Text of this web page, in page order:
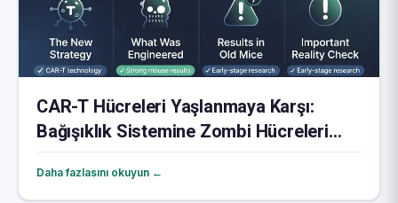
CAR-T Hücreleri Yaşlanmaya Karşı:
Bağışıklık Sistemine Zombi Hücreleri
Yok Etmeyi Öğretmek
Daha fazlasını okuyun ←